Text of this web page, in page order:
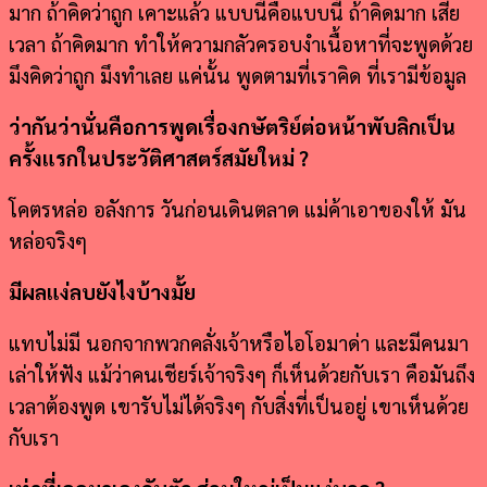
มาก ถ้าคิดว่าถูก เคาะแล้ว แบบนี้คือแบบนี้ ถ้าคิดมาก เสีย
เวลา ถ้าคิดมาก ทำให้ความกลัวครอบงำเนื้อหาที่จะพูดด้วย
มึงคิดว่าถูก มึงทำเลย แค่นั้น พูดตามที่เราคิด ที่เรามีข้อมูล
ว่ากันว่านั่นคือการพูดเรื่องกษัตริย์ต่อหน้าพับลิกเป็น
ครั้งแรกในประวัติศาสตร์สมัยใหม่ ?
โคตรหล่อ อลังการ วันก่อนเดินตลาด แม่ค้าเอาของให้ มัน
หล่อจริงๆ
มีผลแง่ลบยังไงบ้างมั้ย
แทบไม่มี นอกจากพวกคลั่งเจ้าหรือไอโอมาด่า และมีคนมา
เล่าให้ฟัง แม้ว่าคนเชียร์เจ้าจริงๆ ก็เห็นด้วยกับเรา คือมันถึง
เวลาต้องพูด เขารับไม่ได้จริงๆ กับสิ่งที่เป็นอยู่ เขาเห็นด้วย
กับเรา